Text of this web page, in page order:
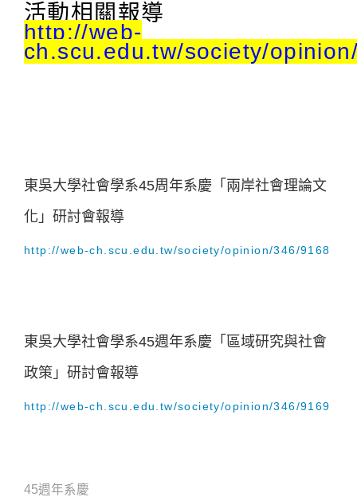
活動相關報導
http://web-
ch.scu.edu.tw/society/
東吳大學社會學系45周年系慶「兩岸社會理論文
化」研討會報導
http://web-ch.scu.edu.tw/society/opinion/346/9168
東吳大學社會學系45週年系慶「區域研究與社會
政策」研討會報導
http://web-ch.scu.edu.tw/society/opinion/346/9169
45週年系慶